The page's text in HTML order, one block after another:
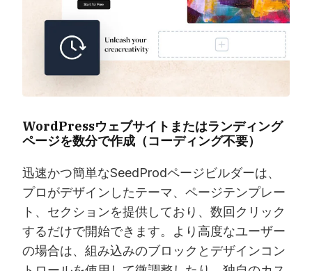
WordPressウェブサイトまたはランディング
ページを数分で作成（コーディング不要）
迅速かつ簡単なSeedProdページビルダーは、
プロがデザインしたテーマ、ページテンプレー
ト、セクションを提供しており、数回クリック
するだけで開始できます。より高度なユーザー
の場合は、組み込みのブロックとデザインコン